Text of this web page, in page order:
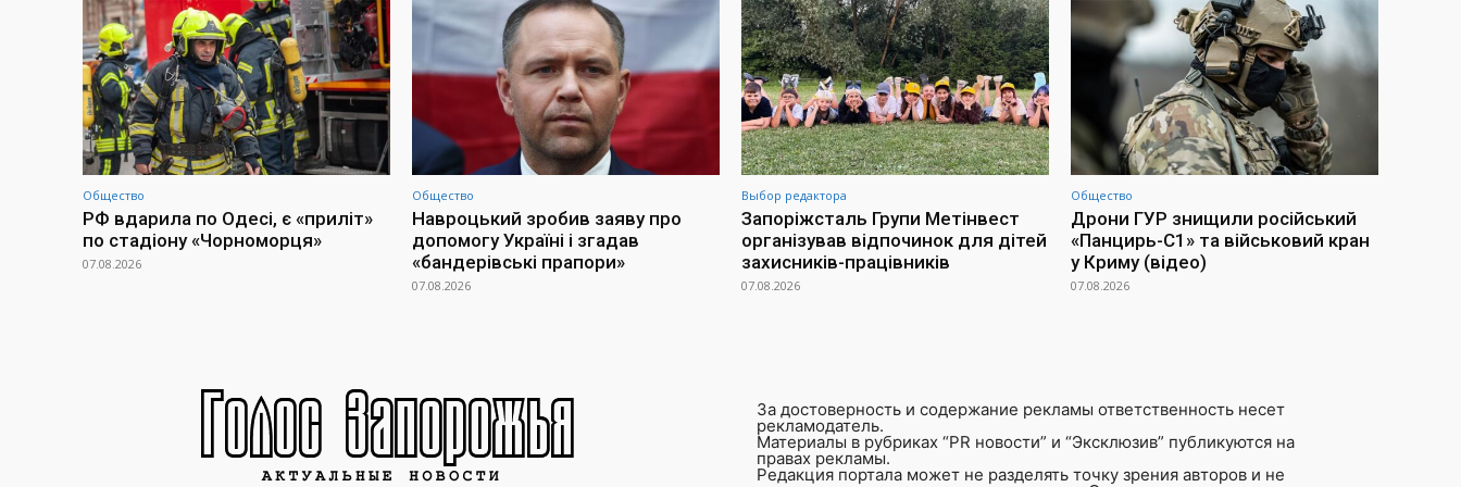
Общество
РФ вдарила по Одесі, є «приліт»
по стадіону «Чорноморця»
07.08.2026
Общество
Навроцький зробив заяву про
допомогу Україні і згадав
«бандерівські прапори»
07.08.2026
Выбор редактора
Запоріжсталь Групи Метінвест
організував відпочинок для дітей
захисників-працівників
07.08.2026
Общество
Дрони ГУР знищили російський
«Панцирь-С1» та військовий кран
у Криму (відео)
07.08.2026
За достоверность и содержание рекламы ответственность несет
рекламодатель.
Материалы в рубриках “PR новости” и “Эксклюзив” публикуются на
правах рекламы.
Редакция портала может не разделять точку зрения авторов и не